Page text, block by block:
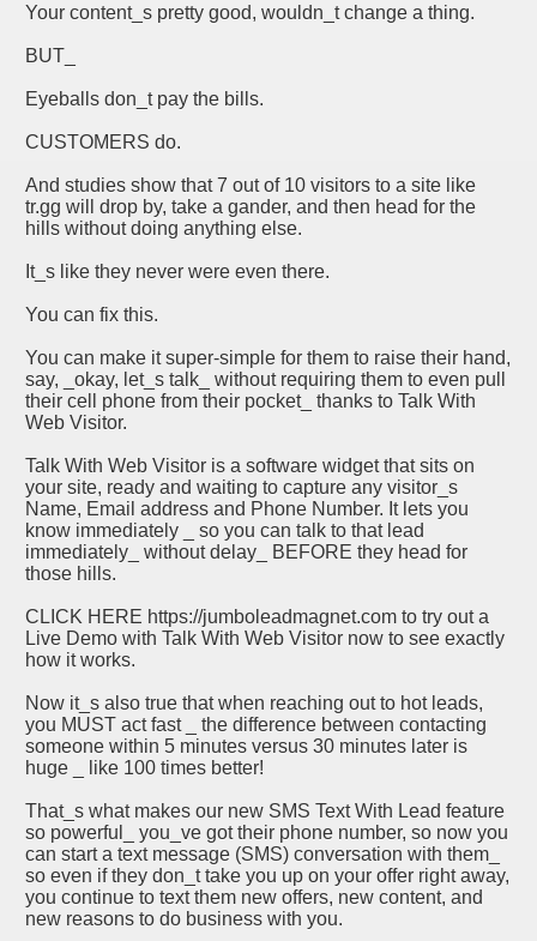
Your content_s pretty good, wouldn_t change a thing.
BUT_
Eyeballs don_t pay the bills.
CUSTOMERS do.
And studies show that 7 out of 10 visitors to a site like
tr.gg will drop by, take a gander, and then head for the
hills without doing anything else.
It_s like they never were even there.
You can fix this.
You can make it super-simple for them to raise their hand,
say, _okay, let_s talk_ without requiring them to even pull
their cell phone from their pocket_ thanks to Talk With
Web Visitor.
Talk With Web Visitor is a software widget that sits on
your site, ready and waiting to capture any visitor_s
Name, Email address and Phone Number. It lets you
know immediately _ so you can talk to that lead
immediately_ without delay_ BEFORE they head for
those hills.
CLICK HERE https://jumboleadmagnet.com to try out a
Live Demo with Talk With Web Visitor now to see exactly
how it works.
Now it_s also true that when reaching out to hot leads,
you MUST act fast _ the difference between contacting
someone within 5 minutes versus 30 minutes later is
huge _ like 100 times better!
That_s what makes our new SMS Text With Lead feature
so powerful_ you_ve got their phone number, so now you
can start a text message (SMS) conversation with them_
so even if they don_t take you up on your offer right away,
you continue to text them new offers, new content, and
new reasons to do business with you.